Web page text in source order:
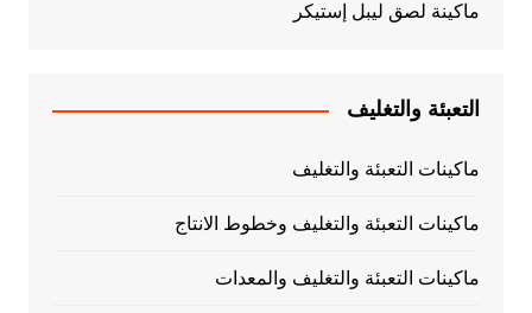
ماكينة لصق ليبل إستيكر
التعبئة والتغليف
ماكينات التعبئة والتغليف
ماكينات التعبئة والتغليف وخطوط الانتاج
ماكينات التعبئة والتغليف والمعدات